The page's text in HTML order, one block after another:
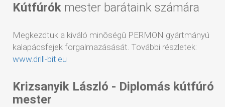
Kútfúrók mester barátaink számára
Megkezdtük a kiváló minõségû PERMON gyártmányú
kalapácsfejek forgalmazásását. További részletek:
www.drill-bit.eu
Krizsanyik László - Diplomás kútfúró
mester